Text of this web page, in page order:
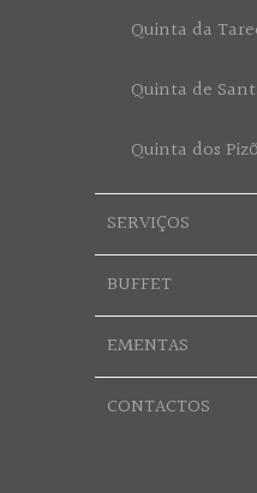
Quinta da
Quinta de
Quinta dos
SERVIÇOS
BUFFET
EMENTAS
CONTACTOS